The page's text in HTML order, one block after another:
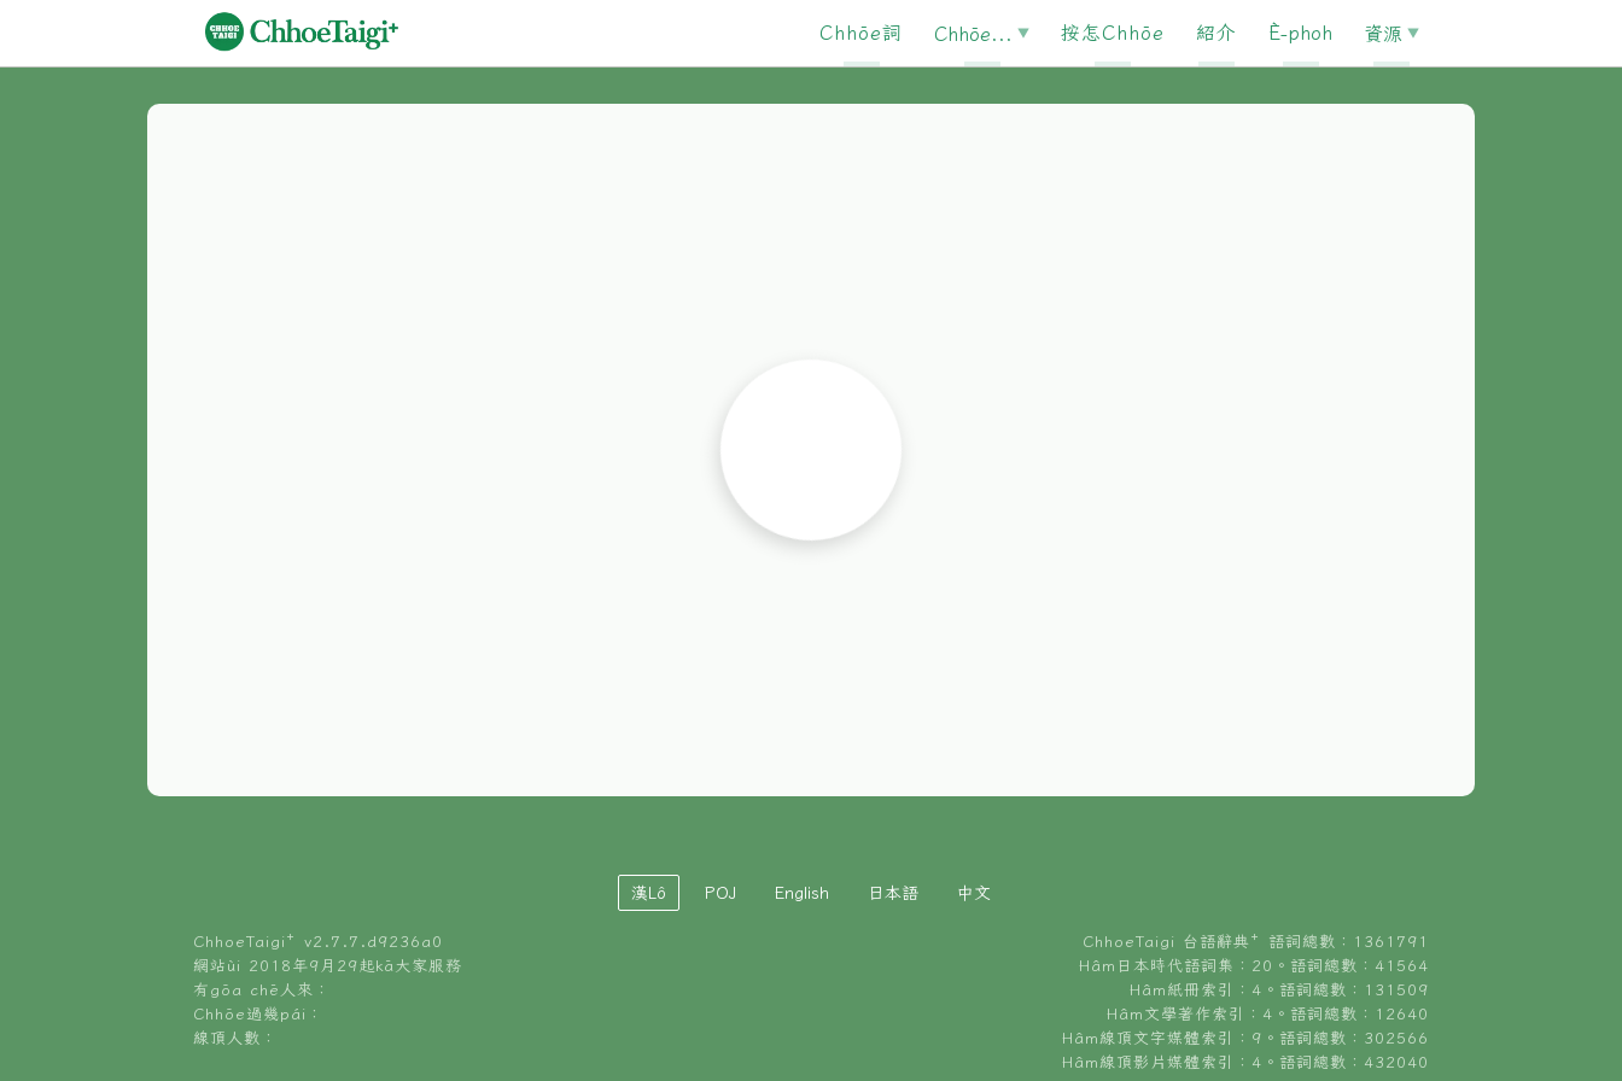
Chhōe詞 Chhōe... 按怎Chhōe 紹介 È-phoh 資源
漢Lô POJ English 日本語 中文
ChhoeTaigi⁺ v2.7.7.d9236a0
網站ùi 2018年9月29起kā大家服務
有gōa chē人來：
Chhōe過幾pái：
線頂人數：
ChhoeTaigi 台語辭典⁺ 語詞總數：1361791
Hâm日本時代語詞集：20。語詞總數：41564
Hâm紙冊索引：4。語詞總數：131509
Hâm文學著作索引：4。語詞總數：12640
Hâm線頂文字媒體索引：9。語詞總數：302566
Hâm線頂影片媒體索引：4。語詞總數：432040